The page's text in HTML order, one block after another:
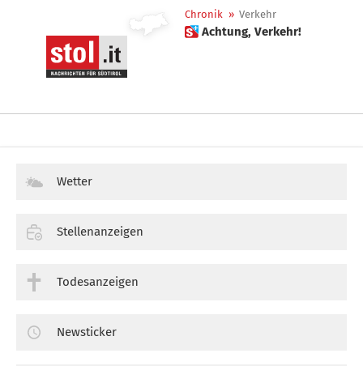
Chronik » Verkehr
 Achtung, Verkehr!
Wetter
Stellenanzeigen
Todesanzeigen
Newsticker